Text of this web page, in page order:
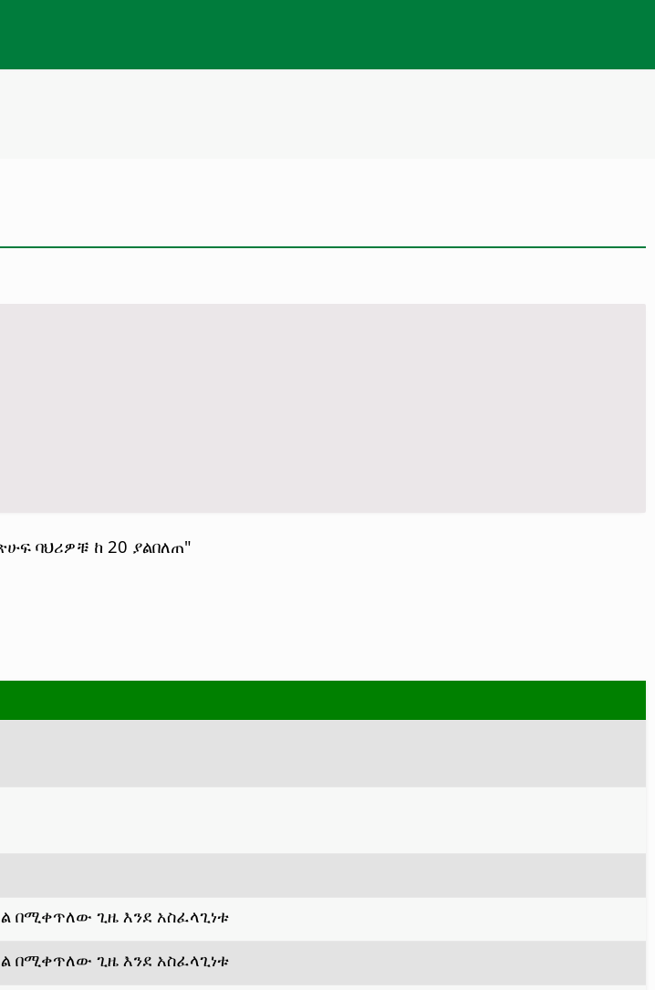
ባህሪዎቹ ከ 20 ያልበለጠ"
በሚቀጥለው ጊዜ እንደ አስፈላጊነቱ
በሚቀጥለው ጊዜ እንደ አስፈላጊነቱ